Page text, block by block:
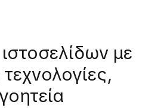
με